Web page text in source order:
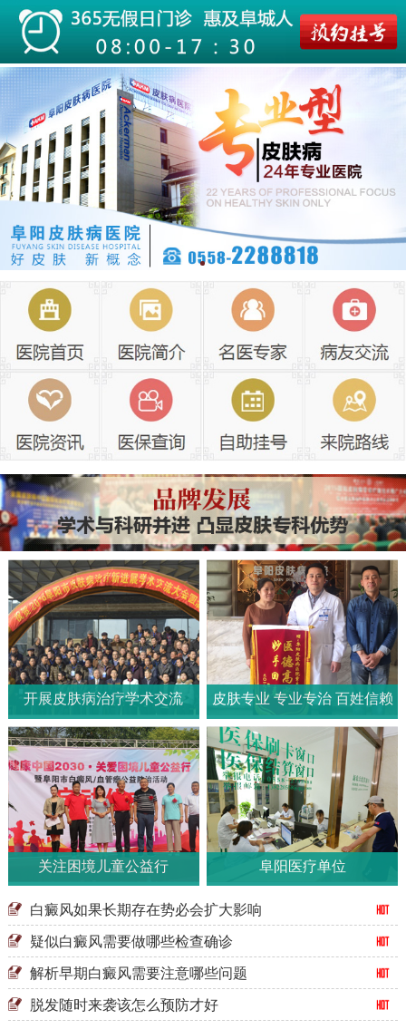
开展皮肤病治疗学术交流 皮肤专业 专业专治 百姓信赖
关注困境儿童公益行 阜阳医疗单位
白癜风如果长期存在势必会扩大影响
疑似白癜风需要做哪些检查确诊
解析早期白癜风需要注意哪些问题
脱发随时来袭该怎么预防才好